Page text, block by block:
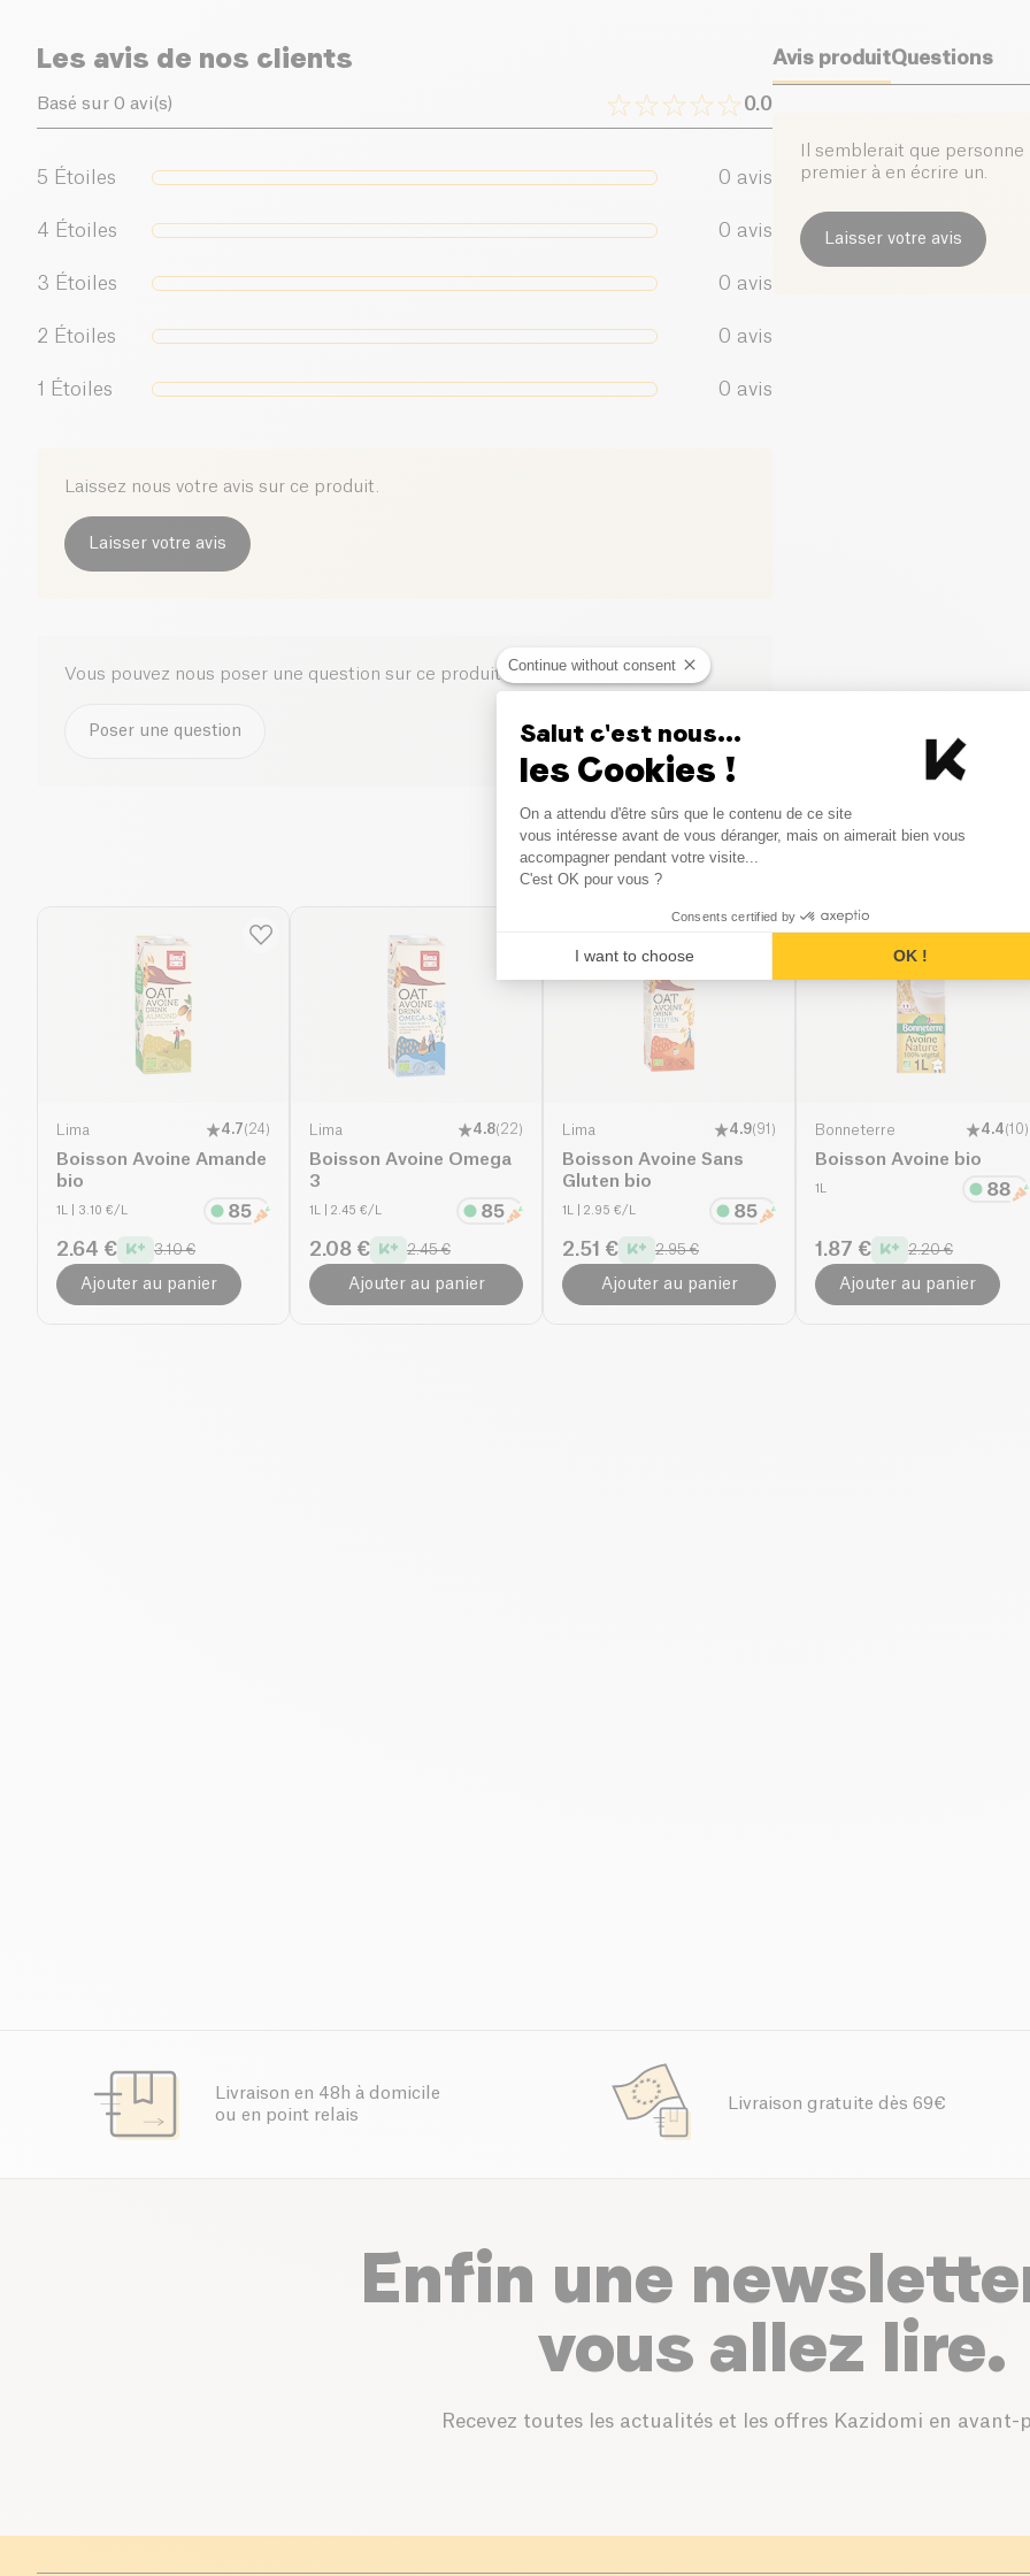
Les avis de nos clients
Basé sur 0 avi(s) 0.0
5 Étoiles 0 avis
4 Étoiles 0 avis
3 Étoiles 0 avis
2 Étoiles 0 avis
1 Étoiles 0 avis
Laissez nous votre avis sur ce produit.
Laisser votre avis
Vous pouvez nous poser une question sur ce produit ici
Poser une question
Avis produitQuestions
Il semblerait que
premier à en écrire un.
Laisser votre avis
Produits similaires
Lima 4.7(24)
Boisson Avoine Amande
bio
1L | 3.10 €/L
2.64 € 3.10 €
Ajouter au panier
Lima 4.8(22)
Boisson Avoine Omega
3
1L | 2.45 €/L
2.08 € 2.45 €
Ajouter au panier
Lima 4.9(91 )
Boisson Avoine Sans
Gluten bio
1L | 2.95 €/L
2.51 € 2.95 €
Ajouter au panier
Bonneterre 4.4(10)
Boisson Avoine bio
1L
1.87 € 2.20 €
Ajouter au panier
Livraison en 48h à domicile
ou en point relais
Livraison gratuite dès 69€
Enfin une
vous allez lire.
Recevez toutes les actualités et les offres Kazidomi en avant-
Continue without consent
Salut c'est nous...
les Cookies !
Consent Management
On a attendu d'être sûrs que le contenu de ce site
vous intéresse avant de vous déranger, mais on aimerait bien vous
accompagner pendant votre visite...
C'est OK pour vous ?
Consents certified by
I want to choose OK !
Axeptio consent